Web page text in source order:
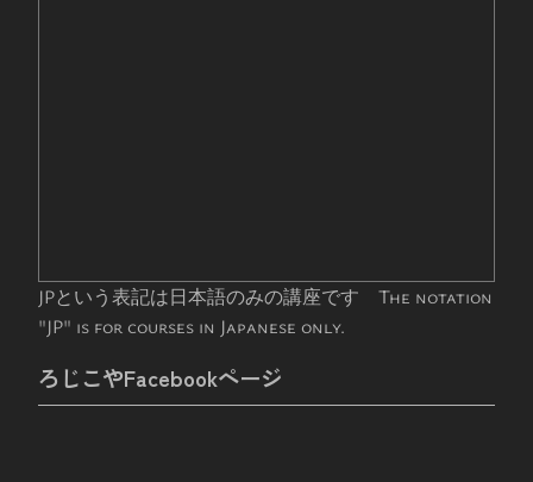
JPという表記は日本語のみの講座です The notation
"JP" is for courses in Japanese only.
ろじこやFacebookページ